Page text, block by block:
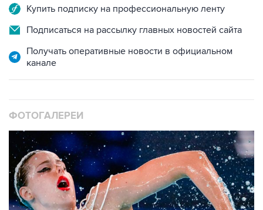
Купить подписку на профессиональную ленту
Подписаться на рассылку главных новостей сайта
Получать оперативные новости в официальном
канале
ФОТОГАЛЕРЕИ